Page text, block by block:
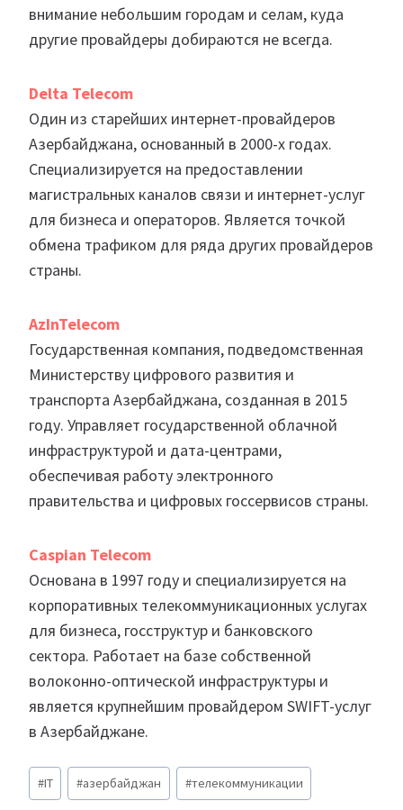
внимание небольшим городам и селам, куда
другие провайдеры добираются не всегда.
Delta Telecom
Один из старейших интернет-провайдеров
Азербайджана, основанный в 2000-х годах.
Специализируется на предоставлении
магистральных каналов связи и интернет-услуг
для бизнеса и операторов. Является точкой
обмена трафиком для ряда других провайдеров
страны.
AzInTelecom
Государственная компания, подведомственная
Министерству цифрового развития и
транспорта Азербайджана, созданная в 2015
году. Управляет государственной облачной
инфраструктурой и дата-центрами,
обеспечивая работу электронного
правительства и цифровых госсервисов страны.
Caspian Telecom
Основана в 1997 году и специализируется на
корпоративных телекоммуникационных услугах
для бизнеса, госструктур и банковского
сектора. Работает на базе собственной
волоконно-оптической инфраструктуры и
является крупнейшим провайдером SWIFT-услуг
в Азербайджане.
Метки
записи:
#IT #азербайджан #телекоммуникации